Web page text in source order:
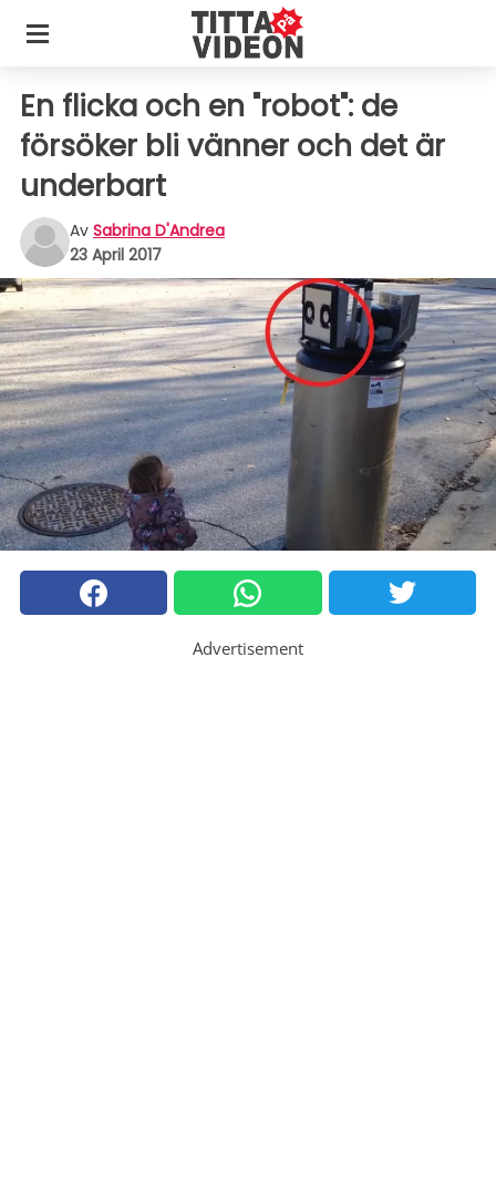
En flicka och en "robot": de
försöker bli vänner och det är
underbart
Av Sabrina D'Andrea
23 April 2017
Advertisement